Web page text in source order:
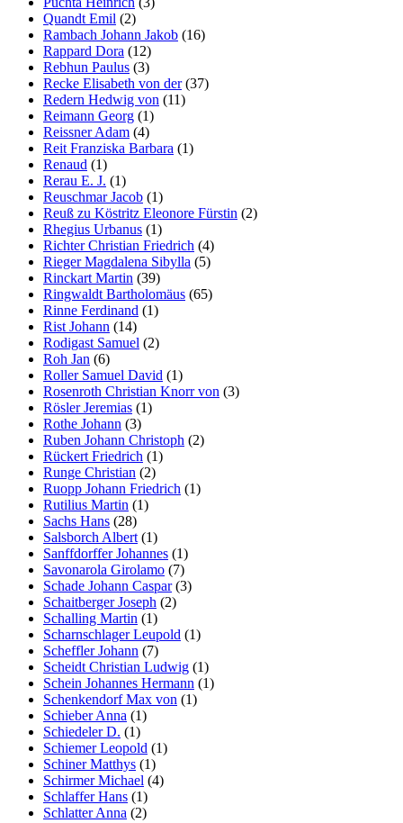
Quandt Emil (2)
Rambach Johann Jakob (16)
Rappard Dora (12)
Rebhun Paulus (3)
Recke Elisabeth von der(37)
Redern Hedwig von (11)
Reimann Georg (1)
Reissner Adam (4)
Reit Franziska Barbara (1)
Renaud (1)
Rerau E. J. (1)
Reuschmar Jacob (1)
Reuß zu Köstritz Eleonore Fürstin (2)
Rhegius Urbanus (1)
Richter Christian Friedrich (4)
Rieger Magdalena Sibylla (5)
Rinckart Martin (39)
Ringwaldt Bartholomäus (65)
Rinne Ferdinand (1)
Rist Johann (14)
Rodigast Samuel (2)
Roh Jan (6)
Roller Samuel David (1)
Rosenroth Christian Knorr von (3)
Rösler Jeremias (1)
Rothe Johann (3)
Ruben Johann Christoph (2)
Rückert Friedrich (1)
Runge Christian (2)
Ruopp Johann Friedrich (1)
Rutilius Martin (1)
Sachs Hans (28)
Salsborch Albert (1)
Sanffdorffer Johannes (1)
Savonarola Girolamo (7)
Schade Johann Caspar(3)
Schaitberger Joseph (2)
Schalling Martin (1)
Scharnschlager Leupold (1)
Scheffler Johann (7)
Scheidt Christian Ludwig (1)
Schein Johannes Hermann (1)
Schenkendorf Max von (1)
Schieber Anna (1)
Schiedeler D. (1)
Schiemer Leopold (1)
Schiner Matthys (1)
Schirmer Michael (4)
Schlaffer Hans (1)
Schlatter Anna (2)